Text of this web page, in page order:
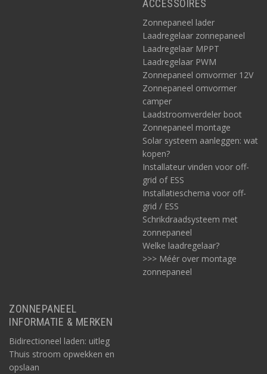
ACCESSOIRES
Zonnepaneel lader
Laadregelaar zonnepaneel
Laadregelaar MPPT
Laadregelaar PWM
Zonnepaneel omvormer 12V
Zonnepaneel omvormer
camper
Laadstroomverdeler boot
Zonnepaneel montage
Solar systeem aanleggen: wat
kopen?
Installateur vinden voor off-
grid of ESS
Installatieschema voor off-
grid / ESS
Schrikdraadsysteem met
zonnepaneel
Welke laadregelaar?
>>> Méér over montage
zonnepaneel
ZONNEPANEEL
INFORMATIE & MERKEN
Bidirectioneel laden: uitleg
Thuis stroom opwekken en
opslaan